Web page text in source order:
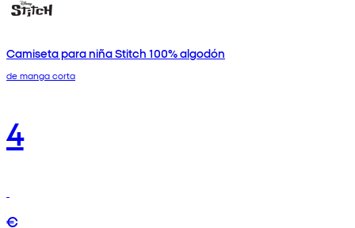
Camiseta para niña Stitch 100% algodón
de manga corta
4
€